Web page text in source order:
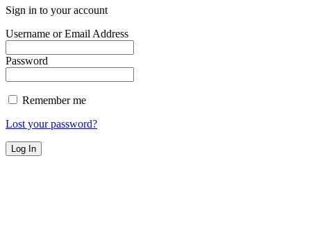
Sign in to your account
Username or Email Address
Password
Remember me
Lost your password?